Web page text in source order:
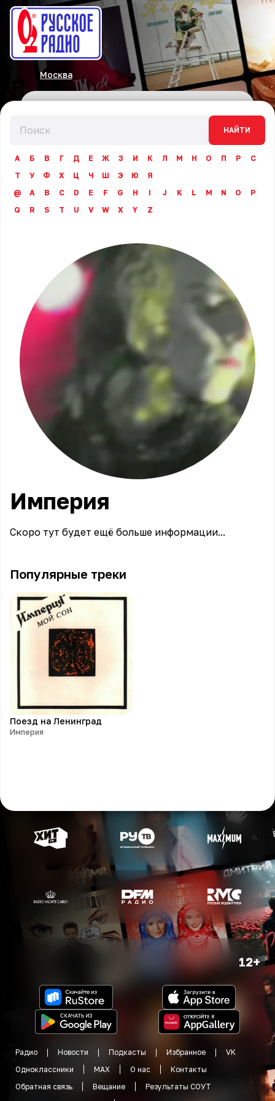
Москва
НАЙТИ
А Б В Г Д Е Ж З И К Л М Н О П Р
С
Т
У Ф Х Ц Ч Ш Э Ю
Я
@
A B C D E F G H I J K L M N O
P
Q
R S T U V W X Y Z
Империя
Скоро тут будет ещё больше информации...
Популярные треки
Поезд на Ленинград
Империя
12+
Радио Новости Подкасты Избранное
VK
Одноклассники
MAX О нас
Контакты
Обратная связь
Вещание
Результаты СОУТ